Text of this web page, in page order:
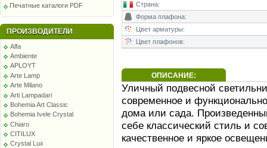
Печатные каталоги PDF
ПРОИЗВОДИТЕЛИ
Alfa
Ambiente
APLOYT
Arte Lamp
Arte Milano
Arti Lampadari
Bohemia Art Classic
Bohemia Ivele Crystal
Chiaro
CITILUX
Crystal Lux
Страна:
Форма плафона:
Цвет арматуры:
Цвет плафонов:
ОПИСАНИЕ:
Уличный подвесной
современное и
дома или сада.
себе классический стиль и
качественное и яркое